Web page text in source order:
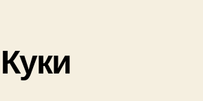
Куки